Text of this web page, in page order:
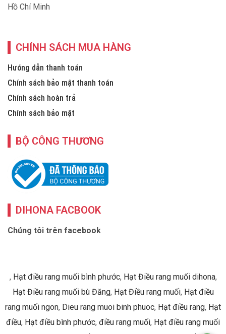
Hồ Chí Minh
CHÍNH SÁCH MUA HÀNG
Hướng dẫn thanh toán
Chính sách bảo mật thanh toán
Chính sách hoàn trả
Chính sách bảo mật
BỘ CÔNG THƯƠNG
DIHONA FACBOOK
Chúng tôi trên facebook
, Hạt điều rang muối bình phước, Hạt Điều rang muối dihona,
Hạt Điều rang muối bù Đăng, Hạt Điều rang muối, Hạt điều
rang muối ngon, Dieu rang muoi binh phuoc, Hạt điều rang, Hạt
điều, Hạt điều bình phước, điều rang muối, Hạt điều rang muối